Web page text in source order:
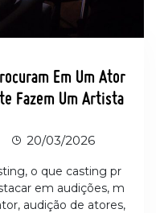
Em Um Ator
Fazem Um Artista
20/03/2026
o que casting pr
em audições, m
audição de atores,